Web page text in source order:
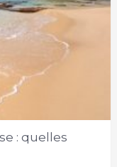
: quelles